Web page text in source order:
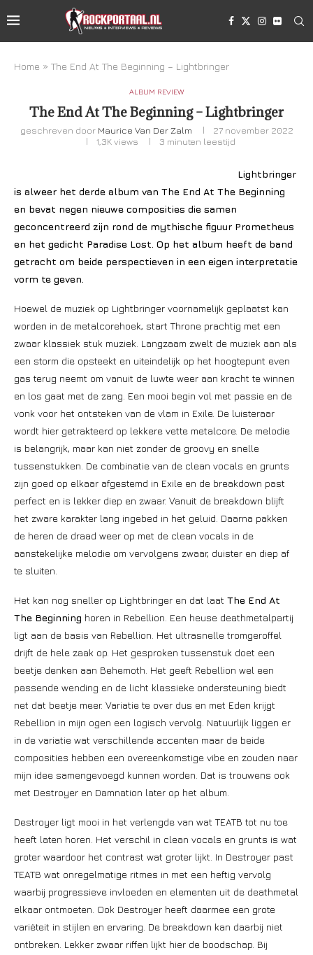
Home » The End At The Beginning – Lightbringer
ALBUM REVIEW
The End At The Beginning – Lightbringer
geschreven door Maurice Van Der Zalm
27 november 2022
1,3K views 3 minuten leestijd
Lightbringer
is alweer het derde album van The End At The Beginning
en bevat negen nieuwe composities die samen
geconcentreerd zijn rond de mythische figuur Prometheus
en het gedicht Paradise Lost. Op het album heeft de band
getracht om beide perspectieven in een eigen interpretatie
vorm te geven.
Hoewel de muziek op Lightbringer voornamelijk geplaatst kan
worden in de metalcorehoek, start Throne prachtig met een
zwaar klassiek stuk muziek. Langzaam zwelt de muziek aan als
een storm die opsteekt en uiteindelijk op het hoogtepunt even
gas terug neemt om vanuit de luwte weer aan kracht te winnen
en los gaat met de zang. Een mooi begin vol met passie en de
vonk voor het ontsteken van de vlam in Exile. De luisteraar
wordt hier getrakteerd op lekkere vette metalcore. De melodie
is belangrijk, maar kan niet zonder de groovy en snelle
tussenstukken. De combinatie van de clean vocals en grunts
zijn goed op elkaar afgestemd in Exile en de breakdown past
perfect en is lekker diep en zwaar. Vanuit de breakdown blijft
het zware karakter lang ingebed in het geluid. Daarna pakken
de heren de draad weer op met de clean vocals in de
aanstekelijke melodie om vervolgens zwaar, duister en diep af
te sluiten.
Het kan nog sneller op Lightbringer en dat laat The End At
The Beginning horen in Rebellion. Een heuse deathmetalpartij
ligt aan de basis van Rebellion. Het ultrasnelle tromgeroffel
drijft de hele zaak op. Het gesproken tussenstuk doet een
beetje denken aan Behemoth. Het geeft Rebellion wel een
passende wending en de licht klassieke ondersteuning biedt
net dat beetje meer. Variatie te over dus en met Eden krijgt
Rebellion in mijn ogen een logisch vervolg. Natuurlijk liggen er
in de variatie wat verschillende accenten maar de beide
composities hebben een overeenkomstige vibe en zouden naar
mijn idee samengevoegd kunnen worden. Dat is trouwens ook
met Destroyer en Damnation later op het album.
Destroyer ligt mooi in het verlengde van wat TEATB tot nu toe
heeft laten horen. Het verschil in clean vocals en grunts is wat
groter waardoor het contrast wat groter lijkt. In Destroyer past
TEATB wat onregelmatige ritmes in met een heftig vervolg
waarbij progressieve invloeden en elementen uit de deathmetal
elkaar ontmoeten. Ook Destroyer heeft daarmee een grote
variëteit in stijlen en ervaring. De breakdown kan daarbij niet
ontbreken. Lekker zwaar riffen lijkt hier de boodschap. Bij